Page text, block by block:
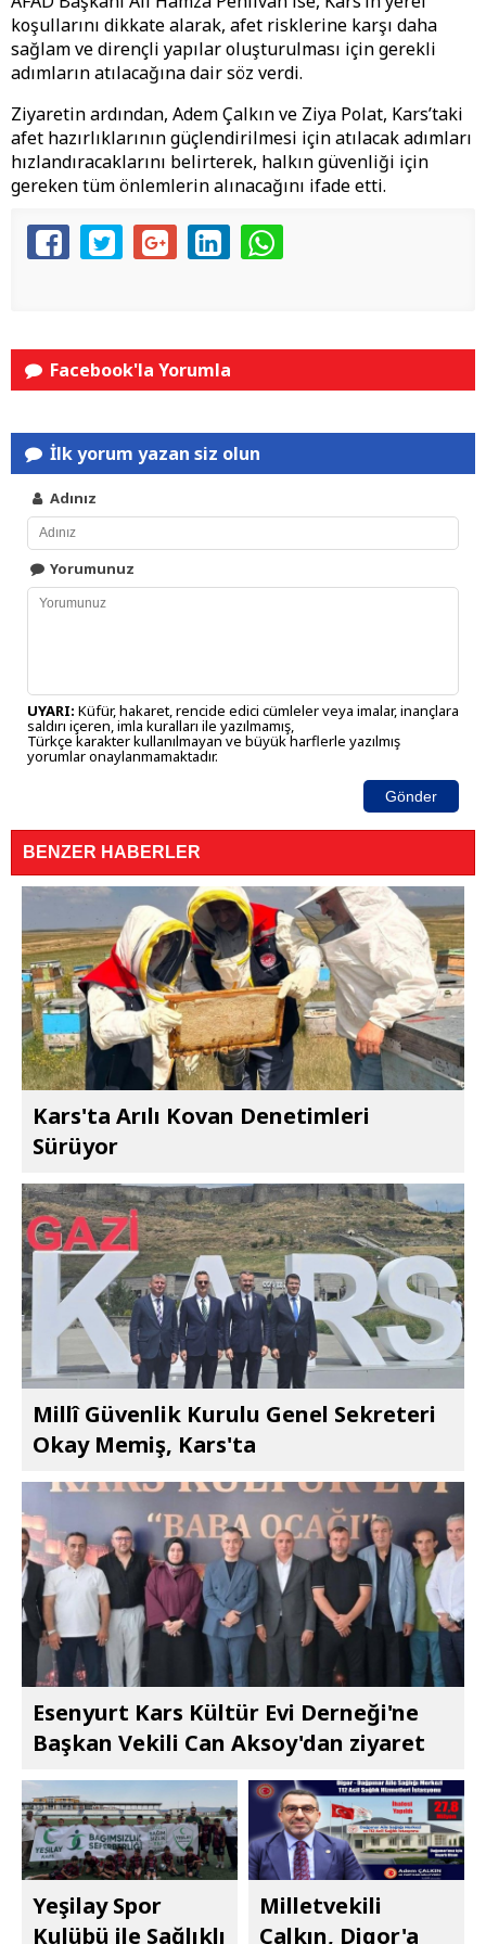
koşullarını dikkate alarak, afet risklerine karşı daha
sağlam ve dirençli yapılar oluşturulması için gerekli
adımların atılacağına dair söz verdi.
Ziyaretin ardından, Adem Çalkın ve Ziya Polat, Kars’taki
afet hazırlıklarının güçlendirilmesi için atılacak adımları
hızlandıracaklarını belirterek, halkın güvenliği için
gereken tüm önlemlerin alınacağını ifade etti.
Facebook'la Yorumla
İlk yorum yazan siz olun
Adınız
Yorumunuz
UYARI: Küfür, hakaret, rencide edici cümleler veya imalar, inançlara
saldırı içeren, imla kuralları ile yazılmamış,
Türkçe karakter kullanılmayan ve büyük harflerle yazılmış
yorumlar onaylanmamaktadır.
Gönder
BENZER HABERLER
Kars'ta Arılı Kovan Denetimleri
Sürüyor
Millî Güvenlik Kurulu Genel Sekreteri
Okay Memiş, Kars'ta
Esenyurt Kars Kültür Evi Derneği'ne
Başkan Vekili Can Aksoy'dan ziyaret
Yeşilay Spor
Kulübü ile Sağlıklı
Milletvekili
Çalkın, Digor'a